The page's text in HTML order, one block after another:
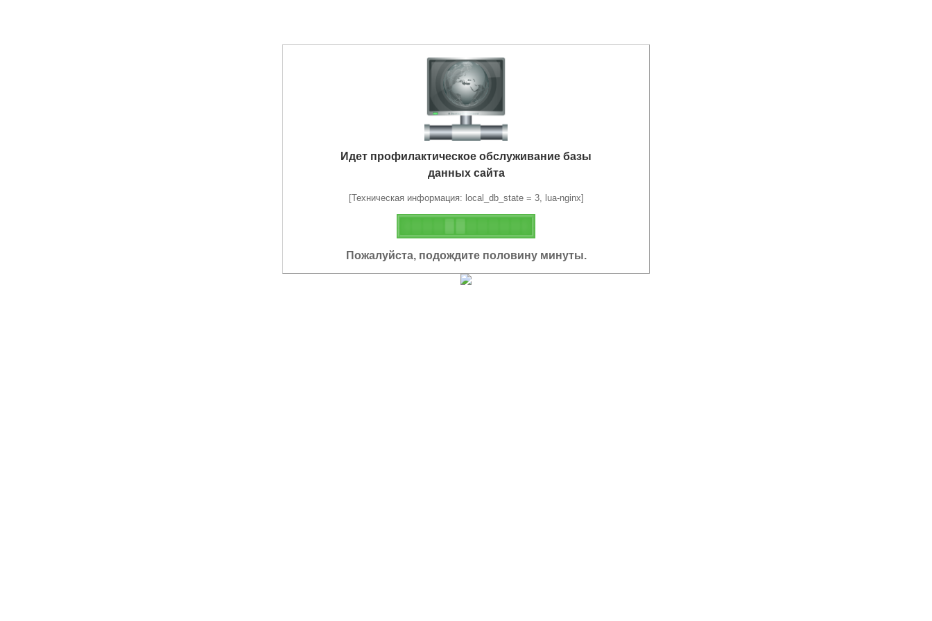
Идет профилактическое обслуживание базы
данных сайта
[Техническая информация: local_db_state = 3, lua-nginx]
Пожалуйста, подождите половину минуты.